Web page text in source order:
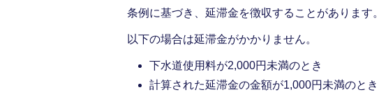
条例に基づき、延滞金を徴収することがあります。
以下の場合は延滞金がかかりません。
下水道使用料が2,000円未満のとき
計算された延滞金の金額が1,000円未満のとき